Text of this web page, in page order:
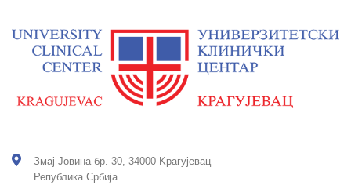
Змај Јовина бр. 30, 34000 Kрагујевац
Република Србија